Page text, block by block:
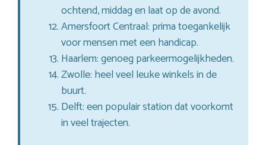
ochtend, middag en laat op de avond.
Amersfoort Centraal: prima toegankelijk
voor mensen met een handicap.
Haarlem: genoeg parkeermogelijkheden.
Zwolle: heel veel leuke winkels in de
buurt.
Delft: een populair station dat voorkomt
in veel trajecten.